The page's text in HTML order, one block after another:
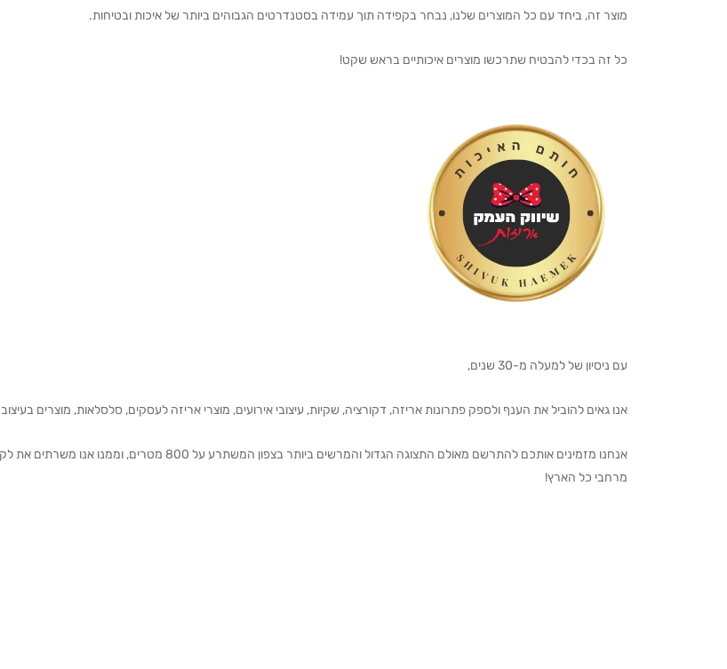
מוצר זה, ביחד עם כל המוצרים שלנו, נבחר בקפידה תוך עמידה בסטנדרטים הגבוהים ביותר של איכות ובטיחות.
כל זה בכדי להבטיח שתרכשו מוצרים איכותיים בראש שקט!
עם ניסיון של למעלה מ-30 שנים,
אנו גאים להוביל את הענף ולספק פתרונות אריזה, דקורציה, שקיות, עיצובי אירועים, מוצרי אריזה לעסקים, סלסלאות, מוצרים בעיצוב
אנחנו מזמינים אותכם להתרשם מאולם התצוגה הגדול והמרשים ביותר בצפון
מרחבי כל הארץ!